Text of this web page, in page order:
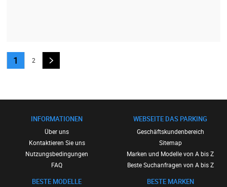
1 2
INFORMATIONEN
Über uns
Kontaktieren Sie uns
Nutzungsbedingungen
FAQ
BESTE MODELLE
WEBSEITE DAS PARKING
Geschäftskundenbereich
Sitemap
Marken und Modelle von A bis Z
Beste Suchanfragen von A bis Z
BESTE MARKEN